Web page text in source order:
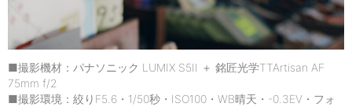
■撮影機材：パナソニック LUMIX S5II ＋ 銘匠光学TTArtisan AF
75mm f/2
■撮影環境：絞りF5.6・1/50秒・ISO100・WB晴天・-0.3EV・フォ